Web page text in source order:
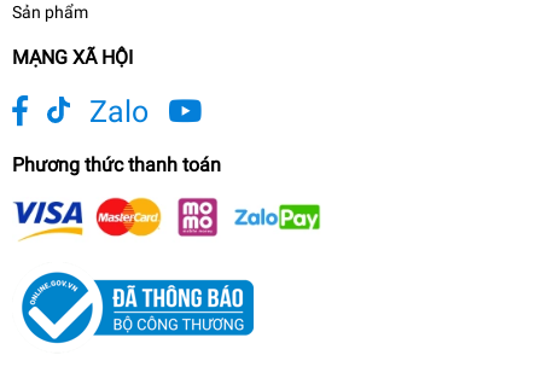
Sản phẩm
MẠNG XÃ HỘI
Zalo
Phương thức thanh toán